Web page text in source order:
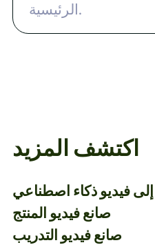
الرئيسية.
اكتشف المزيد
فيديو ذكاء اصطناعي
صانع فيديو المنتج
صانع فيديو التدريب